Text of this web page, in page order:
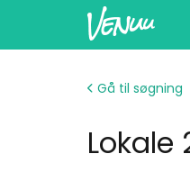
Gå til søgning